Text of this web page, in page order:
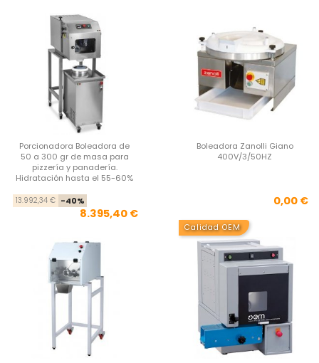
Porcionadora Boleadora de
50 a 300 gr de masa para
pizzería y panadería.
Hidratación hasta el 55-60%
13.992,34 € -40%
8.395,40 €
Boleadora Zanolli Giano
400V/3/50HZ
0,00 €
Calidad OEM